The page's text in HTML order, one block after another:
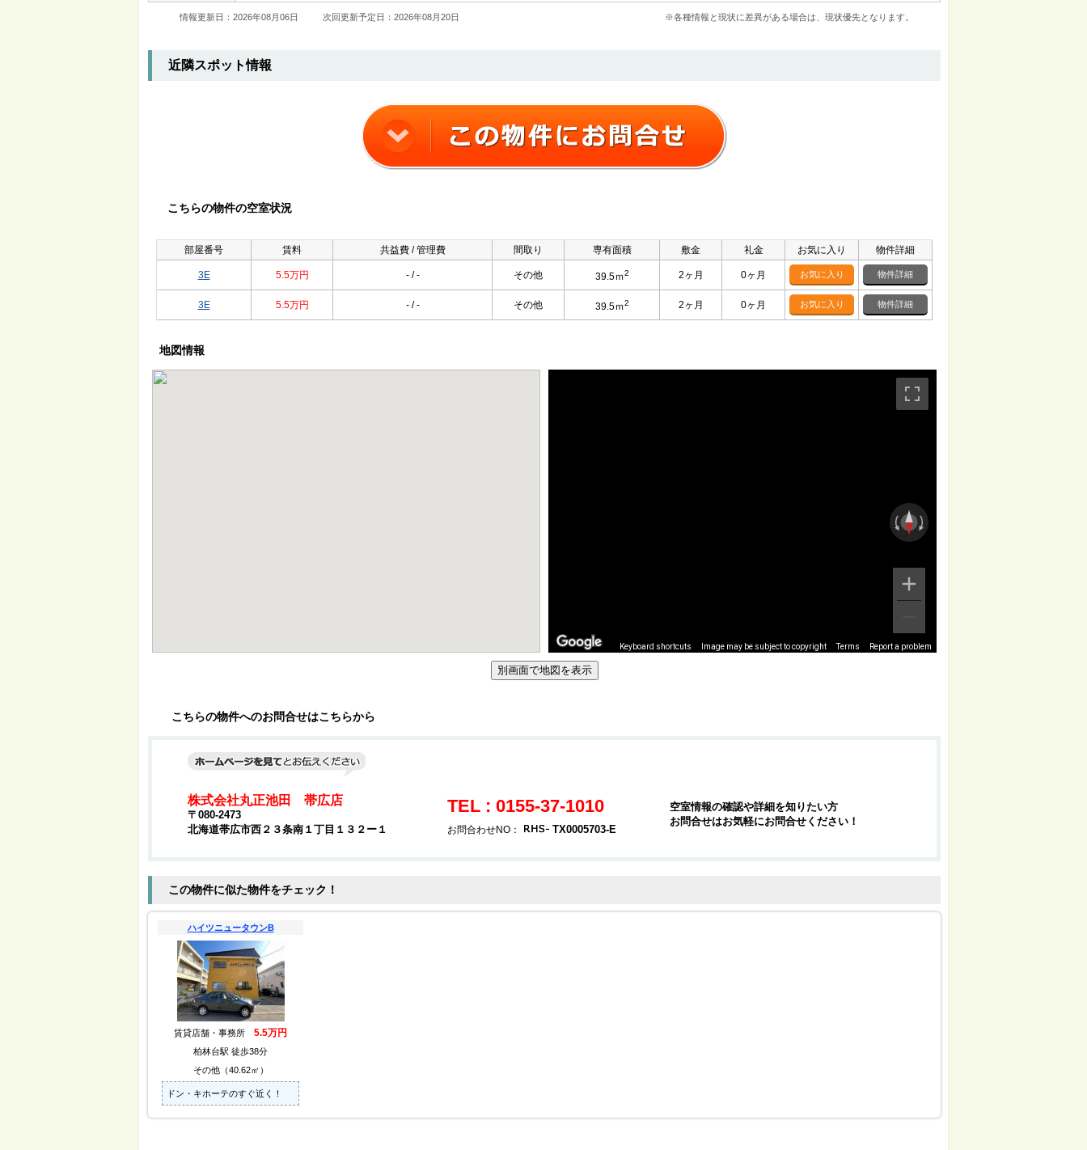
情報更新日：2026年08月06日 次回更新予定日：2026年08月20日 ※各種情報と現状に差異がある場合は、現状優先となります。
近隣スポット情報
こちらの物件の空室状況
部屋番号 賃料 共益費 / 管理費 間取り 専有面積 敷金 礼金 お気に入り 物件詳細
3E 5.5万円 - / - その他 39.5ｍ2 2ヶ月 0ヶ月 お気に入り 物件詳細
3E 5.5万円 - / - その他 39.5ｍ2 2ヶ月 0ヶ月 お気に入り 物件詳細
地図情報
Keyboard shortcuts Image may be subject to copyright Terms Report a problem
こちらの物件へのお問合せはこちらから
株式会社丸正池田 帯広店
〒080-2473
北海道帯広市西２３条南１丁目１３２ー１
TEL : 0155-37-1010
お問合わせNO： TX0005703-E
空室情報の確認や詳細を知りたい方
お問合せはお気軽にお問合せください！
この物件に似た物件をチェック！
ハイツニュータウンB
賃貸店舗・事務所 5.5万円
柏林台駅 徒歩38分
その他（40.62㎡）
ドン・キホーテのすぐ近く！